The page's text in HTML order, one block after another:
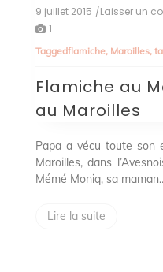
9 juillet 2015 /Laisser un
1
Taggedflamiche, Maroilles,
Flamiche au
au Maroilles
Papa a vécu toute son
Maroilles, dans
Mémé Moniq, sa
Lire la suite